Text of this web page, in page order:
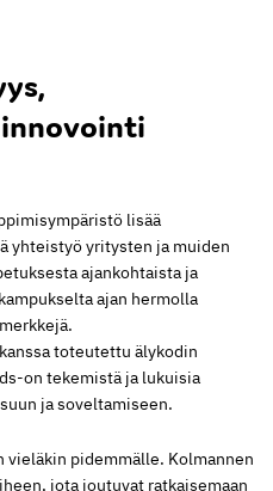
lisää
yhteistyö yritysten ja muiden
ajankohtaista ja
kampukselta ajan hermolla
toteutettu älykodin
on tekemistä ja lukuisia
ja soveltamiseen.
pidemmälle. Kolmannen
jota joutuvat ratkaisemaan